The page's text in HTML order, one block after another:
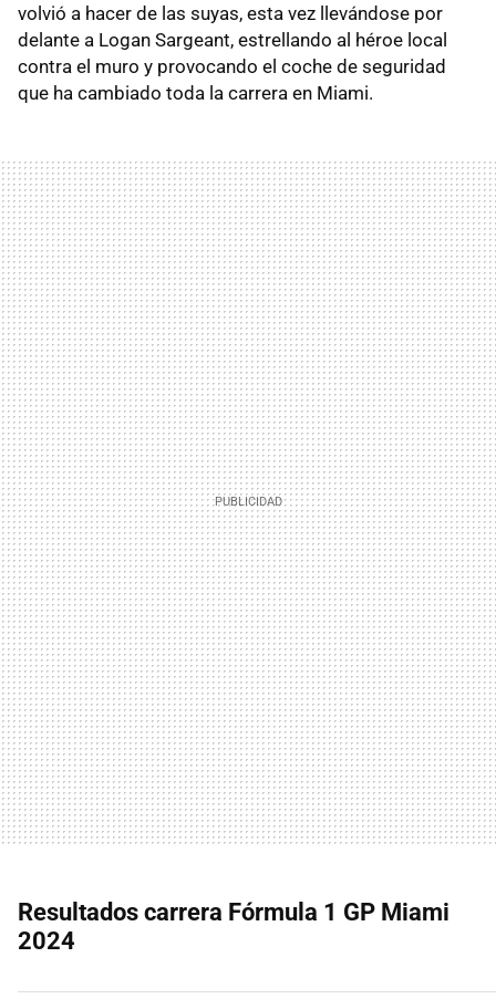
volvió a hacer de las suyas, esta vez llevándose por
delante a Logan Sargeant, estrellando al héroe local
contra el muro y provocando el coche de seguridad
que ha cambiado toda la carrera en Miami.
Resultados carrera Fórmula 1 GP Miami
2024